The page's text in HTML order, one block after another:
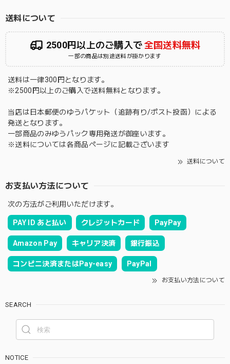
送料について
2500円以上のご購入で全国送料無料
一部の商品は別途送料が掛かります
送料は一律300円となります。
※2500円以上のご購入で送料無料となります。
当店は日本郵便のゆうパケット（追跡有り/ポスト投函）による
発送となります。
一部商品のみゆうパック専用発送が御座います。
※送料については各商品ページに記載ございます
送料について
お支払い方法について
次の方法がご利用いただけます。
PAY ID あと払い クレジットカード PayPay
Amazon Pay キャリア決済 銀行振込
コンビニ決済またはPay-easy PayPal
お支払い方法について
SEARCH
NOTICE